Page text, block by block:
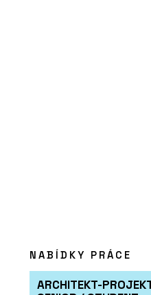
Veřejné
NABÍDKY PRÁCE
ARCHITEKT-